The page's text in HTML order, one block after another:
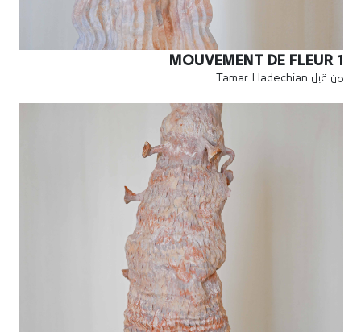
MOUVEMENT DE FLEUR 1
من قبل Tamar Hadechian